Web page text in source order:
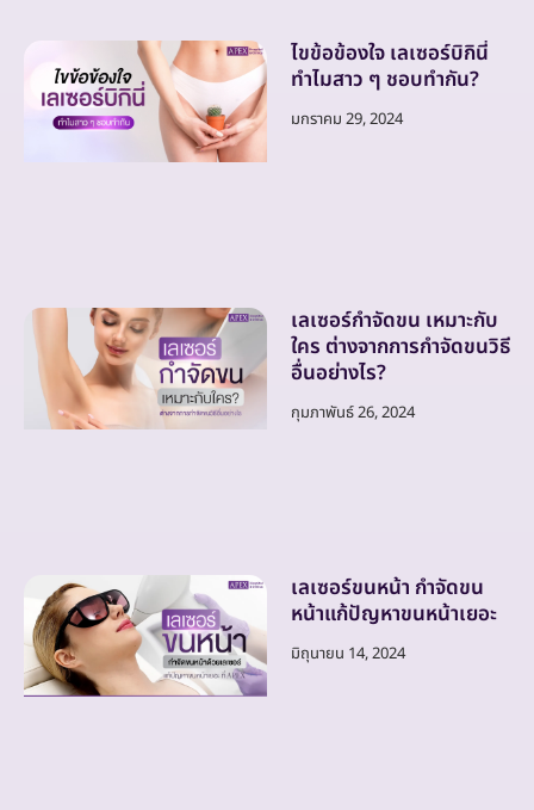
ไขข้อข้องใจ เลเซอร์บิกินี่
ทำไมสาว ๆ ชอบทำกัน?
มกราคม 29, 2024
เลเซอร์กำจัดขน เหมาะกับ
ใคร ต่างจากการกำจัดขนวิธี
อื่นอย่างไร?
กุมภาพันธ์ 26, 2024
เลเซอร์ขนหน้า กำจัดขน
หน้าแก้ปัญหาขนหน้าเยอะ
มิถุนายน 14, 2024